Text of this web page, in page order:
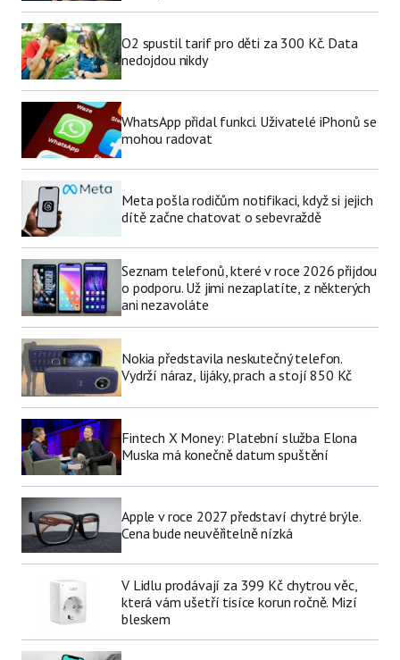
O2 spustil tarif pro děti za 300 Kč. Data
nedojdou nikdy
WhatsApp přidal funkci. Uživatelé iPhonů se
mohou radovat
Meta pošla rodičům notifikaci, když si jejich
dítě začne chatovat o sebevraždě
Seznam telefonů, které v roce 2026 přijdou
o podporu. Už jimi nezaplatíte, z některých
ani nezavoláte
Nokia představila neskutečný telefon.
Vydrží náraz, lijáky, prach a stojí 850 Kč
Fintech X Money: Platební služba Elona
Muska má konečně datum spuštění
Apple v roce 2027 představí chytré brýle.
Cena bude neuvěřitelně nízká
V Lidlu prodávají za 399 Kč chytrou věc,
která vám ušetří tisíce korun ročně. Mizí
bleskem